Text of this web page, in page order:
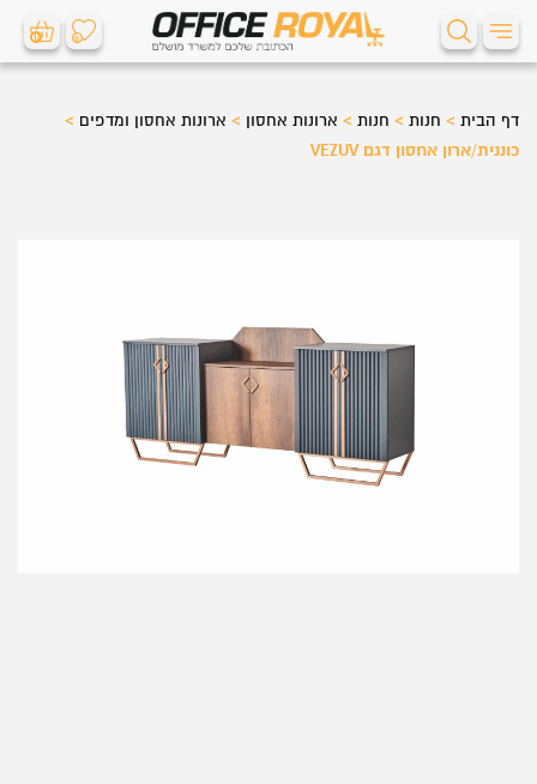
0 0
דף הבית > חנות > חנות > ארונות אחסון > ארונות אחסון ומדפים >
כוננית/ארון אחסון דגם VEZUV